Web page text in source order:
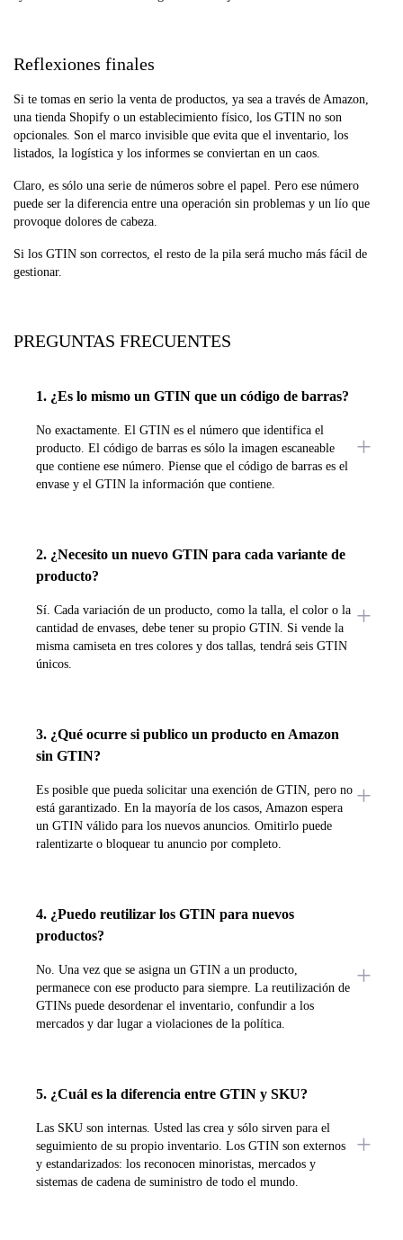
Reflexiones finales
Si te tomas en serio la venta de productos, ya sea a través de Amazon,
una tienda Shopify o un establecimiento físico, los GTIN no son
opcionales. Son el marco invisible que evita que el inventario, los
listados, la logística y los informes se conviertan en un caos.
Claro, es sólo una serie de números sobre el papel. Pero ese número
puede ser la diferencia entre una operación sin problemas y un lío que
provoque dolores de cabeza.
Si los GTIN son correctos, el resto de la pila será mucho más fácil de
gestionar.
PREGUNTAS FRECUENTES
1. ¿Es lo mismo un GTIN que un código de barras?
No exactamente. El GTIN es el número que identifica el
producto. El código de barras es sólo la imagen escaneable
que contiene ese número. Piense que el código de barras es el
envase y el GTIN la información que contiene.
2. ¿Necesito un nuevo GTIN para cada variante de
producto?
Sí. Cada variación de un producto, como la talla, el color o la
cantidad de envases, debe tener su propio GTIN. Si vende la
misma camiseta en tres colores y dos tallas, tendrá seis GTIN
únicos.
3. ¿Qué ocurre si publico un producto en Amazon
sin GTIN?
Es posible que pueda solicitar una exención de GTIN, pero no
está garantizado. En la mayoría de los casos, Amazon espera
un GTIN válido para los nuevos anuncios. Omitirlo puede
ralentizarte o bloquear tu anuncio por completo.
4. ¿Puedo reutilizar los GTIN para nuevos
productos?
No. Una vez que se asigna un GTIN a un producto,
permanece con ese producto para siempre. La reutilización de
GTINs puede desordenar el inventario, confundir a los
mercados y dar lugar a violaciones de la política.
5. ¿Cuál es la diferencia entre GTIN y SKU?
Las SKU son internas. Usted las crea y sólo sirven para el
seguimiento de su propio inventario. Los GTIN son externos
y estandarizados: los reconocen minoristas, mercados y
sistemas de cadena de suministro de todo el mundo.